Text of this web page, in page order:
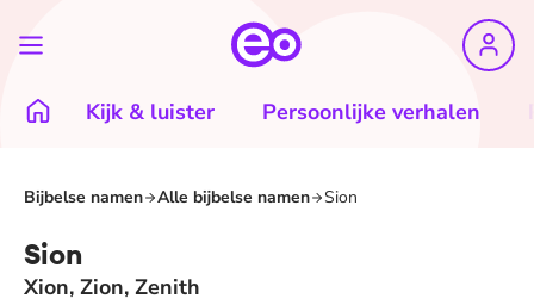
Kijk & luister Persoonlijke verhalen
Bijbelse namen Alle bijbelse namen Sion
Sion
Xion, Zion, Zenith